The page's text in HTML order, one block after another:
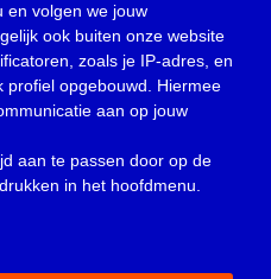
en volgen we jouw
ook buiten onze website
zoals je IP-adres, en
profiel opgebouwd. Hiermee
aan op jouw
aan te passen door op de
in het hoofdmenu.